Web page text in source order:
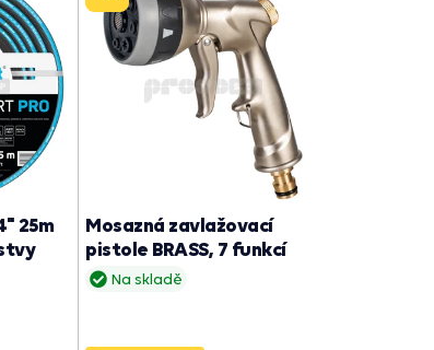
25m
Na skladě
Mosazná zavlažovací
pistole BRASS, 7 funkcí